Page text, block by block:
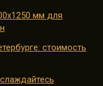
мм для
стоимость